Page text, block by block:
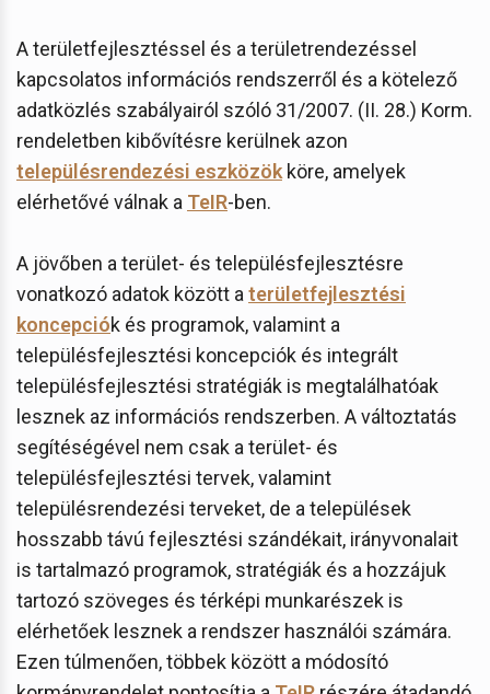
A területfejlesztéssel és a területrendezéssel
kapcsolatos információs rendszerről és a kötelező
adatközlés szabályairól szóló 31/2007. (II. 28.) Korm.
rendeletben kibővítésre kerülnek azon
településrendezési eszközök köre, amelyek
elérhetővé válnak a TeIR-ben.
A jövőben a terület- és településfejlesztésre
vonatkozó adatok között a területfejlesztési
koncepciók és programok, valamint a
településfejlesztési koncepciók és integrált
településfejlesztési stratégiák is megtalálhatóak
lesznek az információs rendszerben. A változtatás
segítéségével nem csak a terület- és
településfejlesztési tervek, valamint
településrendezési terveket, de a települések
hosszabb távú fejlesztési szándékait, irányvonalait
is tartalmazó programok, stratégiák és a hozzájuk
tartozó szöveges és térképi munkarészek is
elérhetőek lesznek a rendszer használói számára.
Ezen túlmenően, többek között a módosító